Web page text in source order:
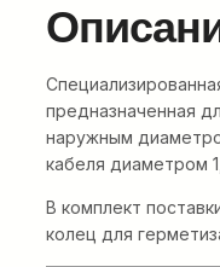
предназначенная
наружным
кабеля диаметром
В комплект
колец для